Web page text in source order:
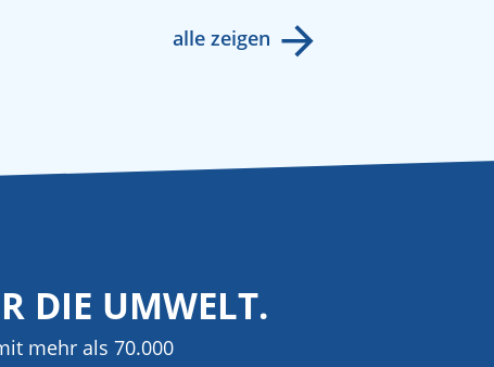
alle zeigen
DIE UMWELT.
mehr als 70.000